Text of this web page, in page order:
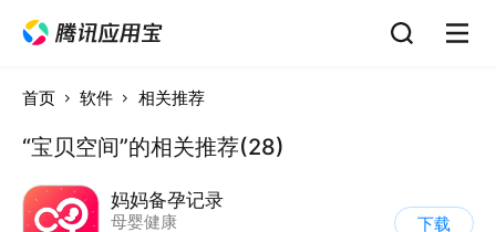
首页 软件 相关推荐
“宝贝空间”的相关推荐(28)
妈妈备孕记录
母婴健康
下载